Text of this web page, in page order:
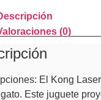
(0)
El Kong
Este juguete